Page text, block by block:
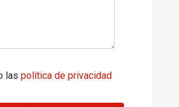
las política de privacidad